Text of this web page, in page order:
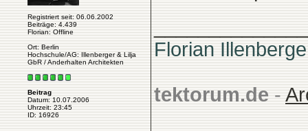
Registriert seit: 06.06.2002
Beiträge: 4.439
Florian: Offline
Ort: Berlin
Hochschule/AG: Illenberger & Lilja
GbR / Anderhalten Architekten
Beitrag
Datum: 10.07.2006
Uhrzeit: 23:45
ID: 16926
Florian
tektorum.de -